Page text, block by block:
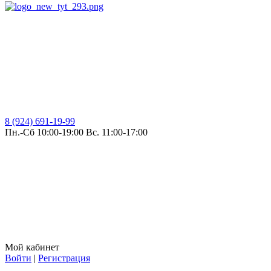
8 (924) 691-19-99
Пн.-Сб 10:00-19:00 Вс. 11:00-17:00
Мой кабинет
Войти | Регистрация